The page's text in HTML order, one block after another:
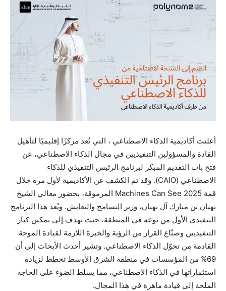
أعلنت أكاديمية الذكاء الاصطناعي ، التي تُعد مركزًا إقليميًا لتأهيل
القادة والمسؤولين التنفيذيين في مجال الذكاء الاصطناعي، عن
فتح باب التقديم المبكر لبرنامج الرئيس التنفيذي للذكاء
الاصطناعي (CAIO). وقد تم الكشف عن الأكاديمية لأول مرة خلال
قمة Machines Can See 2025 المرموقة، بحضور معالي الشيخ
نهيان بن مبارك آل نهيان، وزير التسامح والتعايش. ويُعد هذا البرنامج
التنفيذي الأول من نوعه في المنطقة، حيث يهدف إلى تمكين كبار
التنفيذيين وصنّاع القرار من الرؤية والخبرة اللازمة لقيادة الموجة
القادمة من تحوّل الذكاء الاصطناعي. وتشير أحدث الأبحاث إلى أن
69% من المؤسسات في منطقة الشرق الأوسط تخطط لزيادة
استثماراتها في الذكاء الاصطناعي، مما يسلط الضوء على الحاجة
الملحة إلى قيادة ماهرة في هذا المجال.